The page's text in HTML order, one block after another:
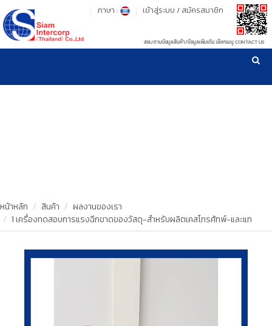
รู้ลึก รู้จริง เรื่องเครื่องมือทดสอบวัสดุ ! ยืน 1 เรื่องมาตรฐานการให้บริการ
เข้าสู่ระบบ / สมัครสมาชิก
ภาษา :
สอบถามข้อมูลสินค้า/ข้อมูลเพิ่มเติม เลือกเมนู CONTACT US
OUR WORKS
CALIBRATION
CONTACT US
หน้าหลัก สินค้า
ผลงานของเรา
1 เครื่องทดสอบการแรงฉีกขาดของวัสดุ-สำหรับผลิตเคสโทรศัทพ์-และแท